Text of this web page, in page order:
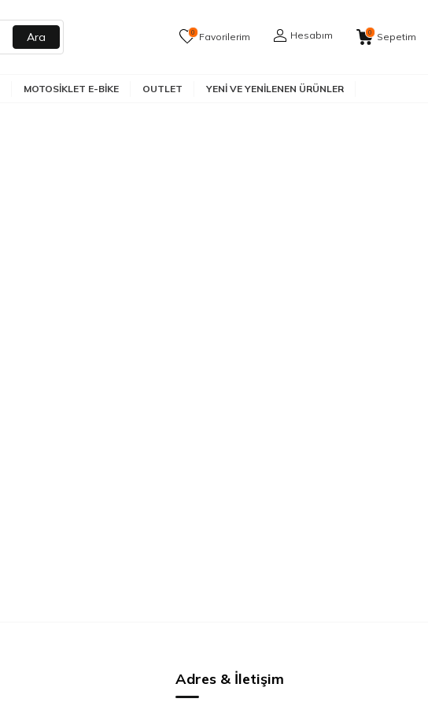
Ara 0 Favorilerim Hesabım 0 Sepetim
MOTOSIKLET E-BIKE OUTLET YENI VE YENILENEN ÜRÜNLER
Adres & İletişim